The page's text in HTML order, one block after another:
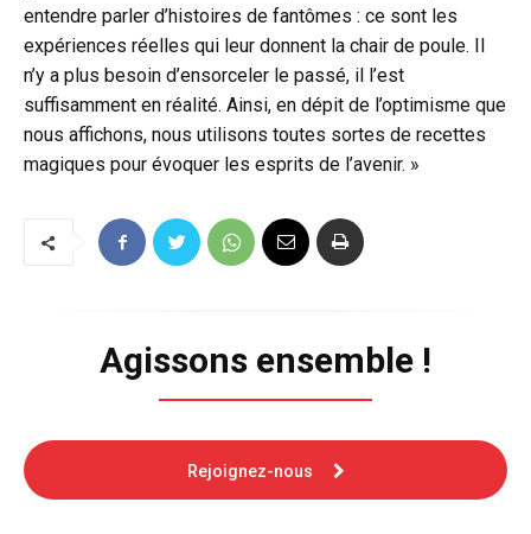
entendre parler d’histoires de fantômes : ce sont les
expériences réelles qui leur donnent la chair de poule. Il
n’y a plus besoin d’ensorceler le passé, il l’est
suffisamment en réalité. Ainsi, en dépit de l’optimisme que
nous affichons, nous utilisons toutes sortes de recettes
magiques pour évoquer les esprits de l’avenir. »
Agissons ensemble !
Rejoignez-nous